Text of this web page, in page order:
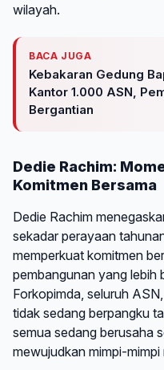
wilayah.
BACA JUGA
Kebakaran Gedung
Kantor 1.000 ASN,
Bergantian
Dedie Rachim:
Komitmen Bersama
Dedie Rachim
sekadar perayaan
memperkuat komitmen
pembangunan yang lebih
Forkopimda, seluruh
tidak sedang berpangku
semua sedang berusaha
mewujudkan mimpi-